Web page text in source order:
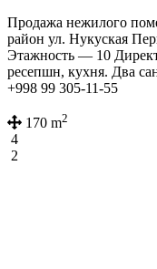
Продажа нежилого
район ул. Нукуская
Этажность — 10
ресепшн, кухня. Два
+998 99 305-11-55
170 m2
4
2